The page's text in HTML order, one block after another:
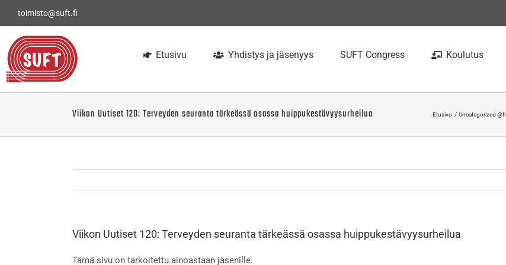
toimisto@suft.fi
Etusivu Yhdistys ja jäsenyys SUFT Congress Koulutus
Viikon Uutiset 120: Terveyden seuranta tärkeässä osassa huippukestävyysurheilua Etusivu Uncategorized @fi
Viikon Uutiset 120: Terveyden seuranta tärkeässä osassa huippukestävyysurheilua
Tämä sivu on tarkoitettu ainoastaan jäsenille.